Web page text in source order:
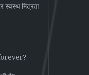
स्वस्थ मित्रता